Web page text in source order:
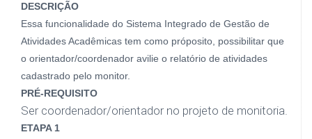
DESCRIÇÃO
Essa funcionalidade do Sistema Integrado de Gestão de
Atividades Acadêmicas tem como próposito, possibilitar que
o orientador/coordenador avilie o relatório de atividades
cadastrado pelo monitor.
PRÉ-REQUISITO
Ser coordenador/orientador no projeto de monitoria.
ETAPA 1